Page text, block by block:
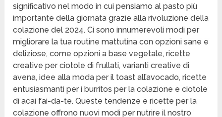
significativo nel modo in cui pensiamo al pasto più
importante della giornata grazie alla rivoluzione della
colazione del 2024. Ci sono innumerevoli modi per
migliorare la tua routine mattutina con opzioni sane e
deliziose, come opzioni a base vegetale, ricette
creative per ciotole di frullati, varianti creative di
avena, idee alla moda per il toast all’avocado, ricette
entusiasmanti per i burritos per la colazione e ciotole
di acai fai-da-te. Queste tendenze e ricette per la
colazione offrono nuovi modi per nutrire il nostro